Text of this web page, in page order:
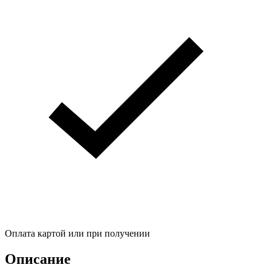
Оплата картой или при получении
Описание